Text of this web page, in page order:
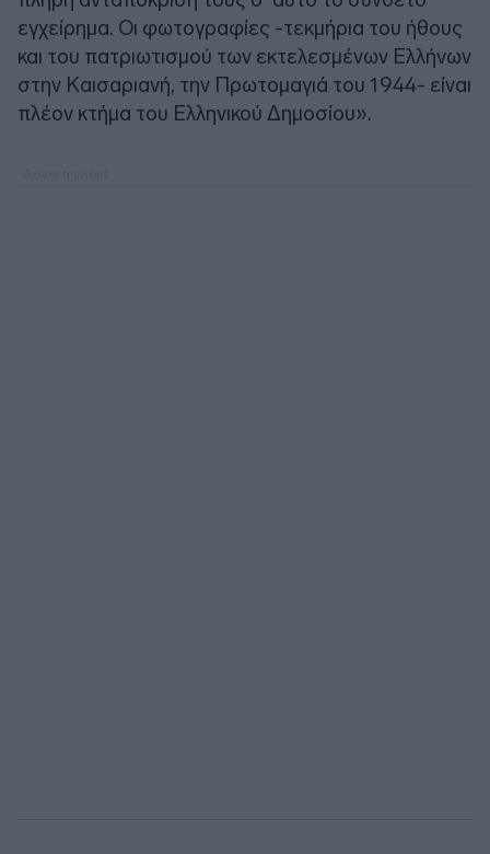
εγχείρημα. Οι φωτογραφίες -τεκμήρια του ήθους
και του πατριωτισμού των εκτελεσμένων Ελλήνων
στην Καισαριανή, την Πρωτομαγιά του 1944- είναι
πλέον κτήμα του Ελληνικού Δημοσίου».